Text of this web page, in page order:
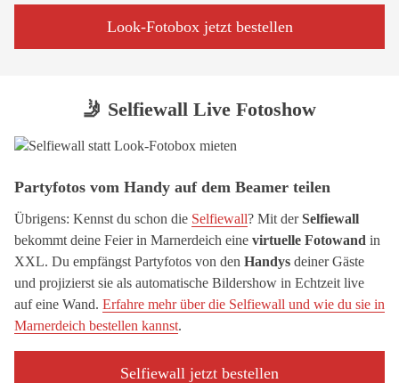
Look-Fotobox jetzt bestellen
🤳 Selfiewall Live Fotoshow
Partyfotos vom Handy auf dem Beamer teilen
Übrigens: Kennst du schon die Selfiewall? Mit derSelfiewall
bekommt deine Feier in Marnerdeich eine virtuelle Fotowand in
XXL. Du empfängst Partyfotos von den Handys deiner Gäste
und projizierst sie als automatische Bildershow in Echtzeit live
auf eine Wand. Erfahre mehr über die Selfiewall und wie du sie in
Marnerdeich bestellen kannst.
Selfiewall jetzt bestellen